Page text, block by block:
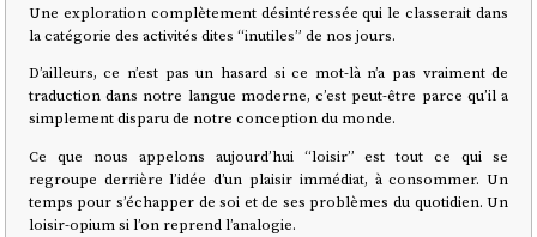
Une exploration complètement désintéressée qui le classerait dans
la catégorie des activités dites “inutiles” de nos jours.
D’ailleurs, ce n’est pas un hasard si ce mot-là n’a pas vraiment de
traduction dans notre langue moderne, c’est peut-être parce qu’il a
simplement disparu de notre conception du monde.
Ce que nous appelons aujourd’hui “loisir” est tout ce qui se
regroupe derrière l’idée d’un plaisir immédiat, à consommer. Un
temps pour s’échapper de soi et de ses problèmes du quotidien. Un
loisir-opium si l’on reprend l’analogie.